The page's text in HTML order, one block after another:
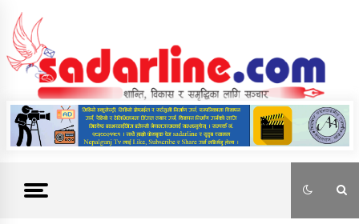
content
News For Nepal